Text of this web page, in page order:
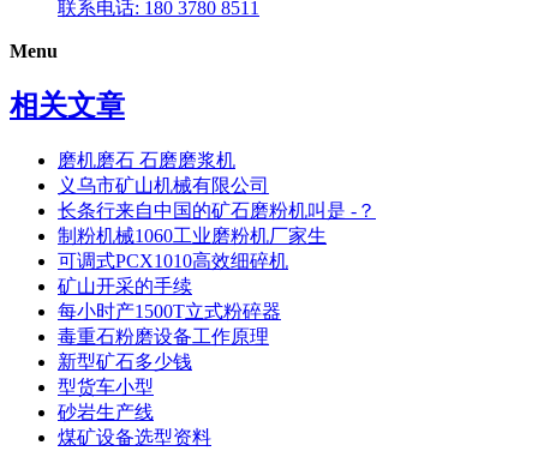
联系电话: 180 3780 8511
Menu
相关文章
磨机磨石 石磨磨浆机
义乌市矿山机械有限公司
长条行来自中国的矿石磨粉机叫是 -？
制粉机械1060工业磨粉机厂家生
可调式PCX1010高效细碎机
矿山开采的手续
每小时产1500T立式粉碎器
毒重石粉磨设备工作原理
新型矿石多少钱
型货车小型
砂岩生产线
煤矿设备选型资料